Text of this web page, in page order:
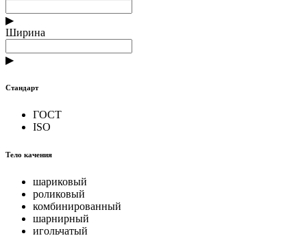
▶
Ширина
▶
Стандарт
ГОСТ
ISO
Тело качения
шариковый
роликовый
комбинированный
шарнирный
игольчатый